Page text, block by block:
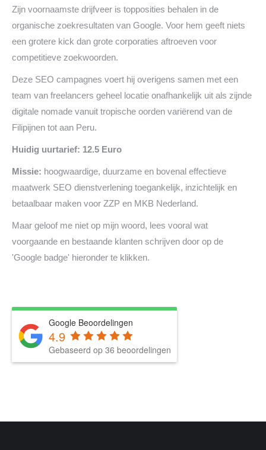
Zijn voornaamste drijfveer is topposities behalen in de
organische zoekresultaten van Google. Voor hem geeft niets
een grotere kick dan grote corporaties aftroeven voor
competitieve zoekwoorden.
Deze SEO campagnes voert hij overigens samen met een
team van freelancers geheel locatie onafhankelijk uit als zijnde
digitale nomade vanuit tropische oorden variërend van de
Filipijnen tot aan Peru.
Huidig uurtarief: 12.5 Euro
Missie: hoogwaardige, duurzame en bovenal effectieve
maatwerk SEO dienstverlening toegankelijk, inzichtelijk en
betaalbaar maken voor ZZP en MKB Nederland.
Maar geloof me niet op mijn woord, lees vooral wat
voorgaande en bestaande klanten schrijven door op de
'Google badge' hieronder te klikken.
Google Beoordelingen
4.9
Gebaseerd op 36 beoordelingen